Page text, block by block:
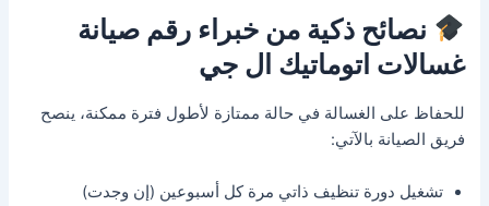
نصائح ذكية من خبراء رقم صيانة
غسالات اتوماتيك ال جي
للحفاظ على الغسالة في حالة ممتازة لأطول فترة ممكنة، ينصح
فريق الصيانة بالآتي:
تشغيل دورة تنظيف ذاتي مرة كل أسبوعين (إن وجدت)